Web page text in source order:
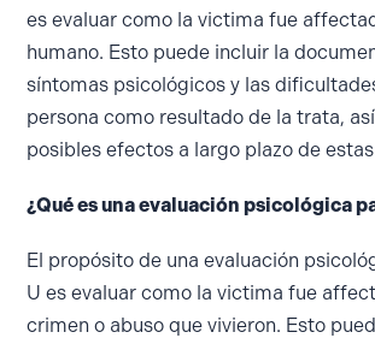
es evaluar como la victima fue
humano. Esto puede incluir la
síntomas psicológicos y las
persona como resultado de la trata,
posibles efectos a largo plazo de
¿Qué es una evaluación psicológica
El propósito de una evaluación
U es evaluar como la victima fue
crimen o abuso que vivieron. Esto